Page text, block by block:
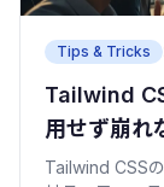
Tips & Tricks
Tailwind
用せず崩れ
Tailwind CSS